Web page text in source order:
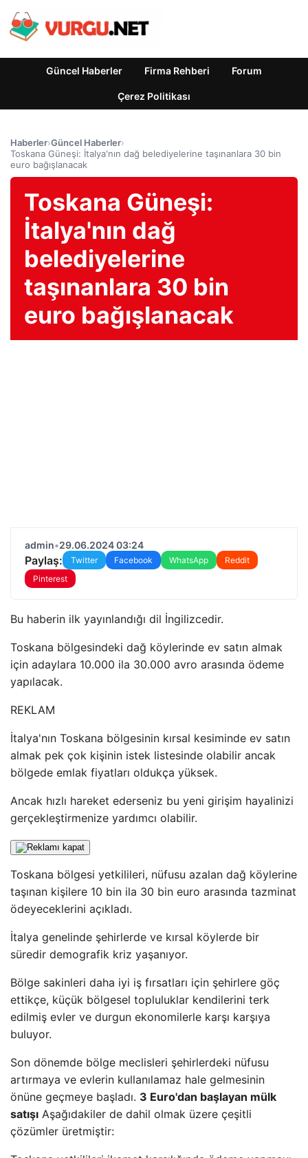
Güncel Haberler Firma Rehberi Forum
Çerez Politikası
Haberler›Güncel Haberler›
Toskana Güneşi: İtalya'nın dağ belediyelerine taşınanlara 30 bin
euro bağışlanacak
Toskana Güneşi:
İtalya'nın dağ
belediyelerine
taşınanlara 30 bin
euro bağışlanacak
admin•29.06.2024 03:24
Paylaş: Twitter Facebook WhatsApp
Reddit
Pinterest
Bu haberin ilk yayınlandığı dil İngilizcedir.
Toskana bölgesindeki dağ köylerinde ev satın almak
için adaylara 10.000 ila 30.000 avro arasında ödeme
yapılacak.
REKLAM
İtalya'nın Toskana bölgesinin kırsal kesiminde ev satın
almak pek çok kişinin istek listesinde olabilir ancak
bölgede emlak fiyatları oldukça yüksek.
Ancak hızlı hareket ederseniz bu yeni girişim hayalinizi
gerçekleştirmenize yardımcı olabilir.
Toskana bölgesi yetkilileri, nüfusu azalan dağ köylerine
taşınan kişilere 10 bin ila 30 bin euro arasında tazminat
ödeyeceklerini açıkladı.
İtalya genelinde şehirlerde ve kırsal köylerde bir
süredir demografik kriz yaşanıyor.
Bölge sakinleri daha iyi iş fırsatları için şehirlere göç
ettikçe, küçük bölgesel topluluklar kendilerini terk
edilmiş evler ve durgun ekonomilerle karşı karşıya
buluyor.
Son dönemde bölge meclisleri şehirlerdeki nüfusu
artırmaya ve evlerin kullanılamaz hale gelmesinin
önüne geçmeye başladı. 3 Euro'dan başlayan mülk
satışı Aşağıdakiler de dahil olmak üzere çeşitli
çözümler üretmiştir: